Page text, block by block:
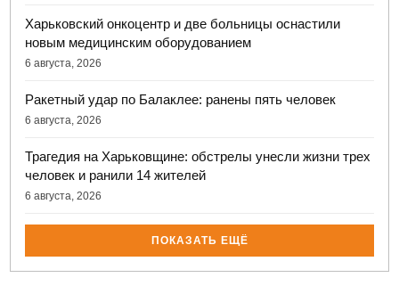
Харьковский онкоцентр и две больницы оснастили
новым медицинским оборудованием
6 августа, 2026
Ракетный удар по Балаклее: ранены пять человек
6 августа, 2026
Трагедия на Харьковщине: обстрелы унесли жизни трех
человек и ранили 14 жителей
6 августа, 2026
ПОКАЗАТЬ ЕЩЁ